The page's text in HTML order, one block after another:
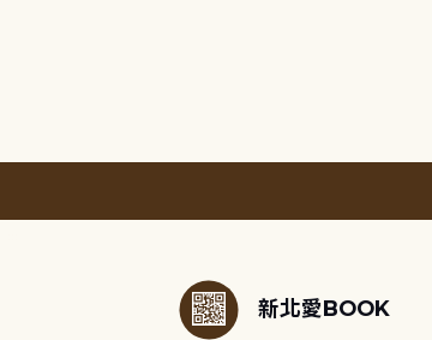
新北愛BOOK